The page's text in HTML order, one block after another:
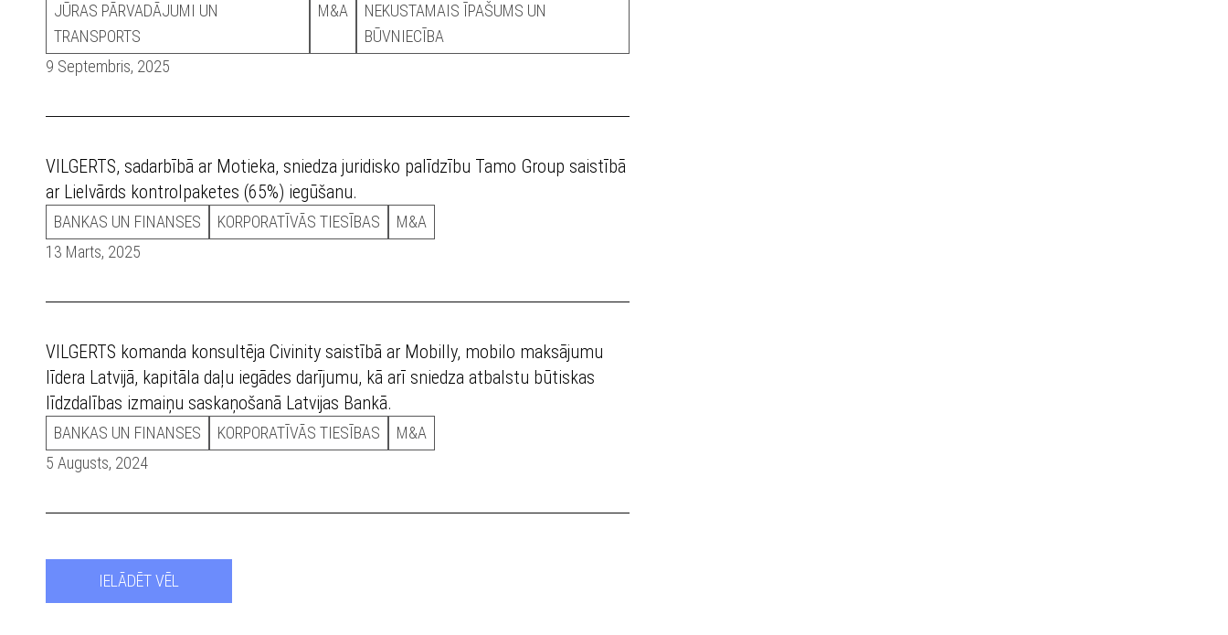
JŪRAS PĀRVADĀJUMI UN
TRANSPORTS
M&A
NEKUSTAMAIS ĪPAŠUMS UN
BŪVNIECĪBA
9 Septembris, 2025
VILGERTS, sadarbībā ar Motieka, sniedza juridisko palīdzību Tamo Group saistībā
ar Lielvārds kontrolpaketes (65%) iegūšanu.
BANKAS UN FINANSES KORPORATĪVĀS TIESĪBAS
M&A
13 Marts, 2025
VILGERTS komanda konsultēja Civinity saistībā ar Mobilly, mobilo maksājumu
līdera Latvijā, kapitāla daļu iegādes darījumu, kā arī sniedza atbalstu būtiskas
līdzdalības izmaiņu saskaņošanā Latvijas Bankā.
BANKAS UN FINANSES KORPORATĪVĀS TIESĪBAS
M&A
5 Augusts, 2024
IELĀDĒT VĒL